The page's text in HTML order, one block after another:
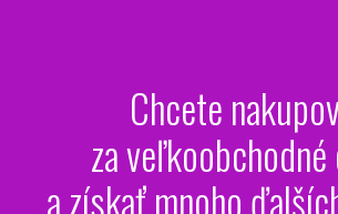
Chcete
za veľkoobchodné
a získať mnoho